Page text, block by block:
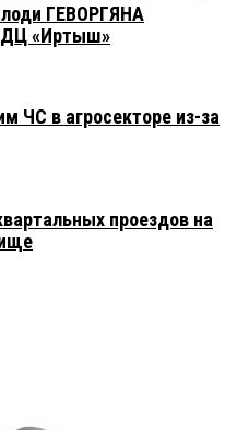
ГЕВОРГЯНА
«Иртыш»
ЧС в агросекторе из-за
проездов на